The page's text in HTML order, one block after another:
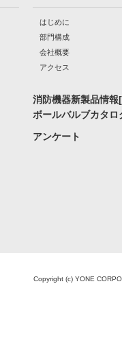
はじめに
部門構成
会社概要
アクセス
消防機器新製品情報
ボールバルブカタロ
アンケート
Copyright (c) YONE